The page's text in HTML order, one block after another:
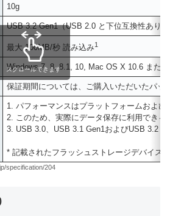
10g
USB 3.2 Gen1（USB 2.0 と下位互換性あり）
最大 100MB/秒 読み込み1
Windows 7, 8, 8.1, 10, Mac OS X 10.6 また
保証期間については、ご購入いただいたパ
1. パフォーマンスはプラットフォームおよ
2. このため、実際にデータ保存に利用でき
3. USB 3.0、USB 3.1 Gen1およびUSB 3.2
* 記載されたフラッシュストレージデバイス
スクロールできます
specification/204